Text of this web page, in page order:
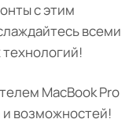
с этим
всеми
MacBook Pro
и возможностей!